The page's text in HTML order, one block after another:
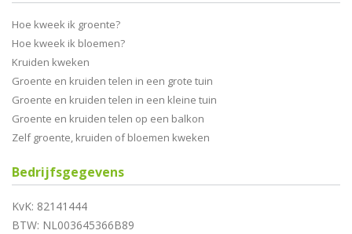
Hoe kweek ik groente?
Hoe kweek ik bloemen?
Kruiden kweken
Groente en kruiden telen in een grote tuin
Groente en kruiden telen in een kleine tuin
Groente en kruiden telen op een balkon
Zelf groente, kruiden of bloemen kweken
Bedrijfsgegevens
KvK: 82141444
BTW: NL003645366B89